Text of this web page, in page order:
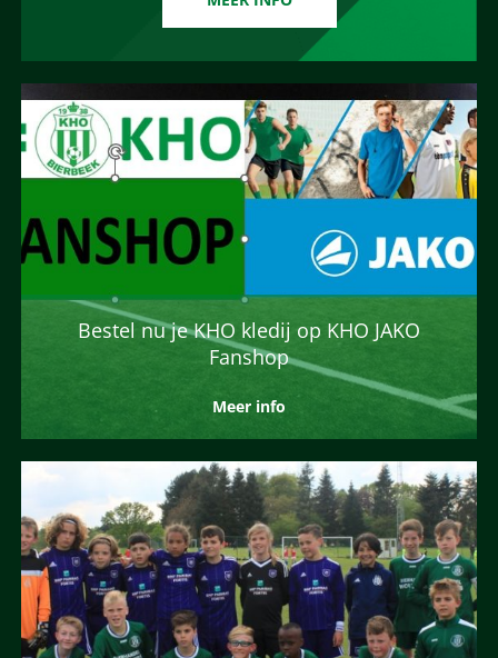
Bestel nu je KHO kledij op KHO JAKO
Fanshop
Meer info